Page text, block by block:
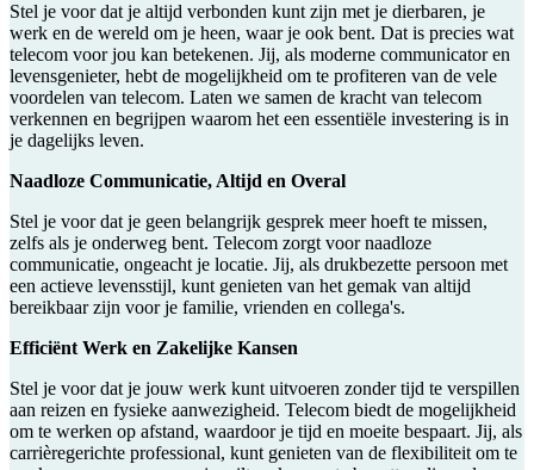
Stel je voor dat je altijd verbonden kunt zijn met je dierbaren, je
werk en de wereld om je heen, waar je ook bent. Dat is precies wat
telecom voor jou kan betekenen. Jij, als moderne communicator en
levensgenieter, hebt de mogelijkheid om te profiteren van de vele
voordelen van telecom. Laten we samen de kracht van telecom
verkennen en begrijpen waarom het een essentiële investering is in
je dagelijks leven.
Naadloze Communicatie, Altijd en Overal
Stel je voor dat je geen belangrijk gesprek meer hoeft te missen,
zelfs als je onderweg bent. Telecom zorgt voor naadloze
communicatie, ongeacht je locatie. Jij, als drukbezette persoon met
een actieve levensstijl, kunt genieten van het gemak van altijd
bereikbaar zijn voor je familie, vrienden en collega's.
Efficiënt Werk en Zakelijke Kansen
Stel je voor dat je jouw werk kunt uitvoeren zonder tijd te verspillen
aan reizen en fysieke aanwezigheid. Telecom biedt de mogelijkheid
om te werken op afstand, waardoor je tijd en moeite bespaart. Jij, als
carrièregerichte professional, kunt genieten van de flexibiliteit om te